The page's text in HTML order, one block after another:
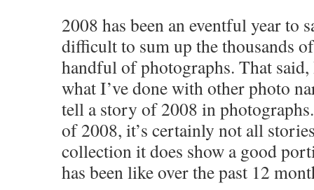
2008 has been an eventful year to
difficult to sum up the thousands
handful of photographs. That
what I’ve done with other photo
tell a story of 2008 in
of 2008, it’s certainly not all
collection it does show a good
has been like over the past 12